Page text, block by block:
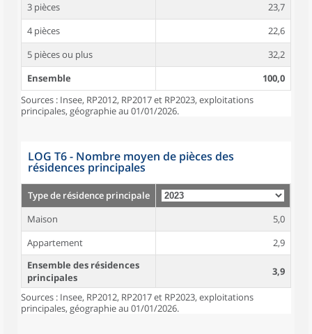
3 pièces
23,7
4 pièces
22,6
5 pièces ou plus
32,2
Ensemble
100,0
Sources : Insee, RP2012, RP2017 et RP2023, exploitations
principales, géographie au 01/01/2026.
LOG T6 - Nombre moyen de pièces des
résidences principales
Type de résidence principale
Maison
5,0
Appartement
2,9
Ensemble des résidences
principales
3,9
Sources : Insee, RP2012, RP2017 et RP2023, exploitations
principales, géographie au 01/01/2026.